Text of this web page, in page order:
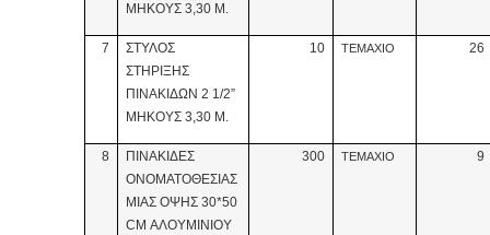
ΜΗΚΟΥΣ 3,30 Μ.
7
ΣΤΥΛΟΣ
ΣΤΗΡΙΞΗΣ
ΠΙΝΑΚΙΔΩΝ 2 1/2”
ΜΗΚΟΥΣ 3,30 Μ.
10 ΤΕΜΑΧΙΟ 26
8
ΠΙΝΑΚΙΔΕΣ
ΟΝΟΜΑΤΟΘΕΣΙΑΣ
ΜΙΑΣ ΟΨΗΣ 30*50
CM ΑΛΟΥΜΙΝΙΟΥ
300 ΤΕΜΑΧΙΟ 9